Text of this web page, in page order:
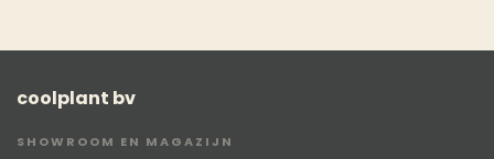
coolplant bv
SHOWROOM EN MAGAZIJN